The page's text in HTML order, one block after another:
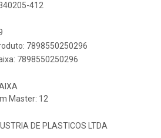
412
7898550250296
7898550250296
Master: 12
DE PLASTICOS LTDA